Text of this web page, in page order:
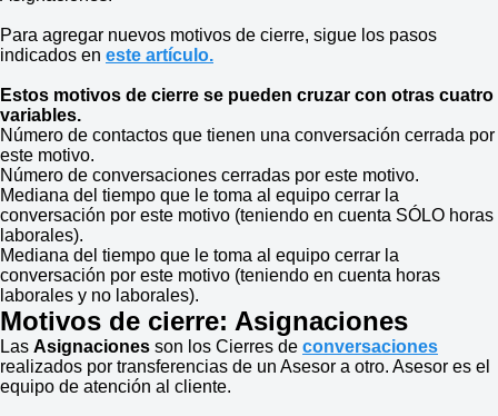
Para agregar nuevos motivos de cierre, sigue los pasos
indicados en este artículo.
Estos motivos de cierre se pueden cruzar con otras cuatro
variables.
Número de contactos que tienen una conversación cerrada por
este motivo.
Número de conversaciones cerradas por este motivo.
Mediana del tiempo que le toma al equipo cerrar la
conversación por este motivo (teniendo en cuenta SÓLO horas
laborales).
Mediana del tiempo que le toma al equipo cerrar la
conversación por este motivo (teniendo en cuenta horas
laborales y no laborales).
Motivos de cierre: Asignaciones
Las Asignaciones son los Cierres de conversaciones
realizados por transferencias de un Asesor a otro. Asesor es el
equipo de atención al cliente.